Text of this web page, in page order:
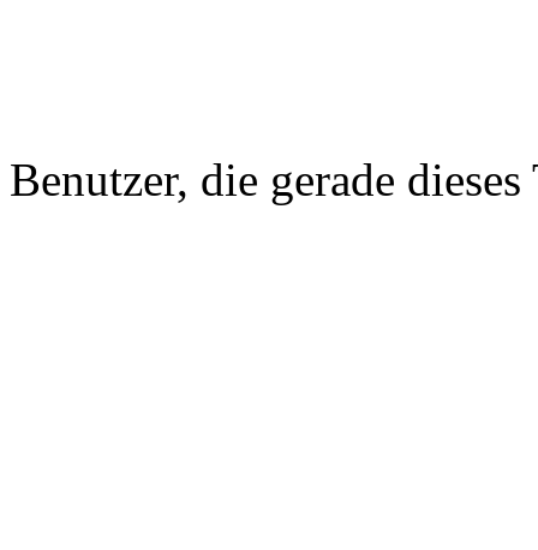
Benutzer, die gerade